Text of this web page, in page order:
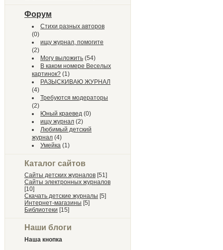
Форум
Стихи разных авторов
(0)
ищу журнал, помогите
(2)
Могу выложить (54)
В каком номере Веселых
картинок? (1)
РАЗЫСКИВАЮ ЖУРНАЛ
(4)
Требуются модераторы
(2)
Юный краевед (0)
ищу журнал (2)
Любимый детский
журнал (4)
Умейка (1)
Каталог сайтов
Сайты детских журналов [51]
Сайты электронных журналов
[10]
Скачать детские журналы [5]
Интернет-магазины [5]
Библиотеки [15]
Наши блоги
Наша кнопка